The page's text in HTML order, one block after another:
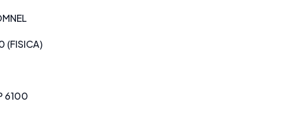
(FISICA)
6100